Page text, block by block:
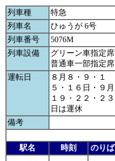
列車種
特急
列車名
ひゅうが 6号
列車番号
5076M
列車設備
グリーン車指定席
普通車一部指定席
運転日
８月８・９・１
５・１６日・９月
１９・２２・２３
日は運休
備考
駅名 時刻 のりば